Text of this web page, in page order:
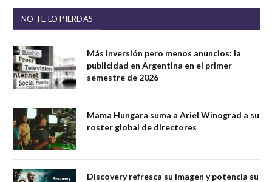
NO TE LO PIERDAS
Más inversión pero menos anuncios: la
publicidad en Argentina en el primer
semestre de 2026
Mama Hungara suma a Ariel Winograd a su
roster global de directores
Discovery refresca su imagen y potencia su